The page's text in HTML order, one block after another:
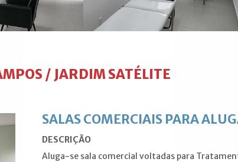
/ JARDIM SATÉLITE
SALAS COMERCIAIS PARA
DESCRIÇÃO
Aluga-se sala comercial voltadas para